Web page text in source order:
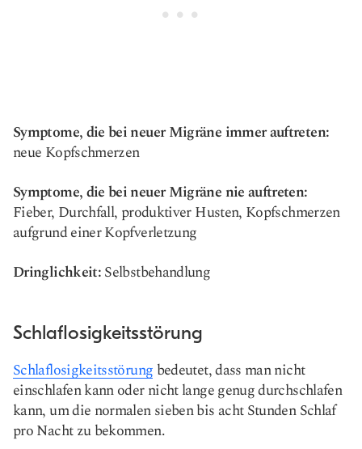
Symptome, die bei neuer Migräne immer auftreten:
neue Kopfschmerzen
Symptome, die bei neuer Migräne nie auftreten:
Fieber, Durchfall, produktiver Husten, Kopfschmerzen
aufgrund einer Kopfverletzung
Dringlichkeit:Selbstbehandlung
Schlaflosigkeitsstörung
Schlaflosigkeitsstörung bedeutet, dass man nicht
einschlafen kann oder nicht lange genug durchschlafen
kann, um die normalen sieben bis acht Stunden Schlaf
pro Nacht zu bekommen.